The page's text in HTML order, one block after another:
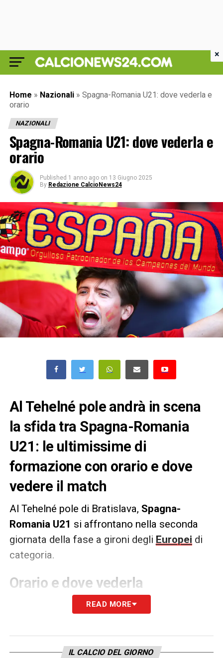
Home » Nazionali » Spagna-Romania U21: dove vederla e
orario
NAZIONALI
Spagna-Romania U21: dove vederla e
orario
Published 1 anno ago on 13 Giugno 2025
By Redazione CalcioNews24
Al Tehelné pole andrà in scena
la sfida tra Spagna-Romania
U21: le ultimissime di
formazione con orario e dove
vedere il match
Al Tehelné pole di Bratislava, Spagna-
Romania U21 si affrontano nella seconda
giornata della fase a gironi degli Europei di
categoria.
Orario e dove vederla
Spagna-Romania U21si gioca sabato 14
trasmessa in in streaming gratis per tutti su
UEFA.TV.
READ MORE
IL CALCIO DEL GIORNO
×